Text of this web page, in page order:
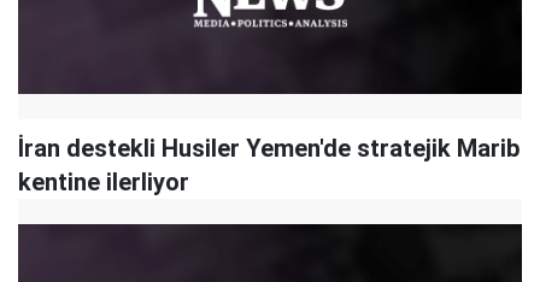
İran destekli Husiler Yemen'de stratejik Marib
kentine ilerliyor